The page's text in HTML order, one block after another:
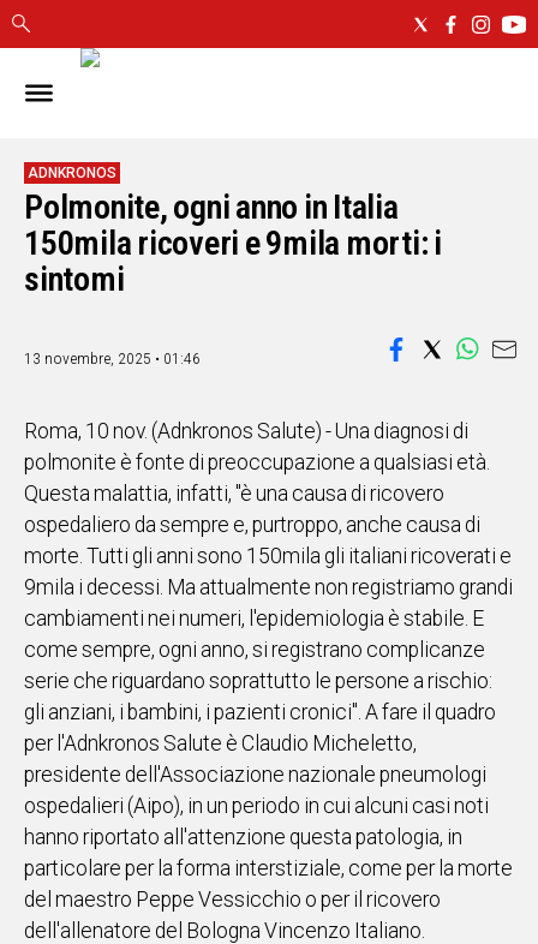
IN
CAGLIARI
SASSARI
NUORO
ORISTANO
SULCIS
OGLIASTRA
ALTRE
NOTIZIE
POLITICA
IN
ITALIA
NEL
MONDO
SPORT
EVENTI
STORIE
VIDEO
ADNKRONOS
Polmonite, ogni anno in Italia
150mila ricoveri e 9mila morti: i
sintomi
13 novembre, 2025 • 01:46
Roma, 10 nov. (Adnkronos Salute) - Una diagnosi di
polmonite è fonte di preoccupazione a qualsiasi età.
Questa malattia, infatti, "è una causa di ricovero
ospedaliero da sempre e, purtroppo, anche causa di
morte. Tutti gli anni sono 150mila gli italiani ricoverati e
9mila i decessi. Ma attualmente non registriamo grandi
cambiamenti nei numeri, l'epidemiologia è stabile. E
come sempre, ogni anno, si registrano complicanze
serie che riguardano soprattutto le persone a rischio:
gli anziani, i bambini, i pazienti cronici". A fare il quadro
per l'Adnkronos Salute è Claudio Micheletto,
presidente dell'Associazione nazionale pneumologi
ospedalieri (Aipo), in un periodo in cui alcuni casi noti
hanno riportato all'attenzione questa patologia, in
particolare per la forma interstiziale, come per la morte
del maestro Peppe Vessicchio o per il ricovero
dell'allenatore del Bologna Vincenzo Italiano.